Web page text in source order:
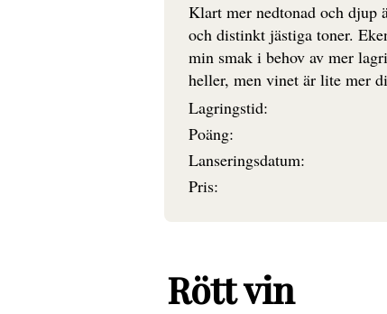
Klart mer nedtonad och djup
och distinkt jästiga toner.
min smak i behov av mer
heller, men vinet är lite mer
Lagringstid:
Poäng:
Lanseringsdatum:
Pris:
Rött vin